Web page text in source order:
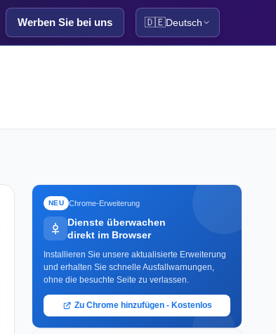
Werben Sie bei uns 🇩🇪Deutsch
NEU Chrome-Erweiterung
Dienste überwachen
direkt im Browser
Installieren Sie unsere aktualisierte Erweiterung
und erhalten Sie schnelle Ausfallwarnungen,
ohne die besuchte Seite zu verlassen.
Zu Chrome hinzufügen - Kostenlos